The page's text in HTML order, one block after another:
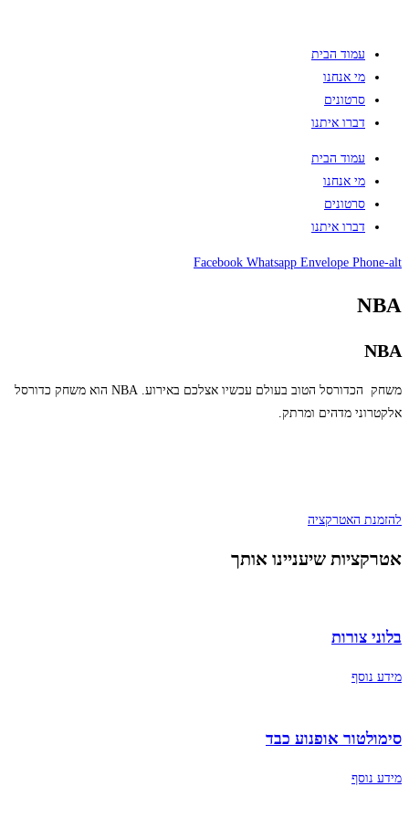
עמוד הבית
מי אנחנו
סרטונים
דברו איתנו
עמוד הבית
מי אנחנו
סרטונים
דברו איתנו
Facebook Whatsapp Envelope Phone-alt
NBA
NBA
משחק הכדורסל הטוב בעולם עכשיו אצלכם באירוע. NBA הוא משחק כדורסל
אלקטרוני מדהים ומרתק.
להזמנת האטרקציה
אטרקציות שיעניינו אותך
בלוני צורות
מידע נוסף
סימולטור אופנוע כבד
מידע נוסף